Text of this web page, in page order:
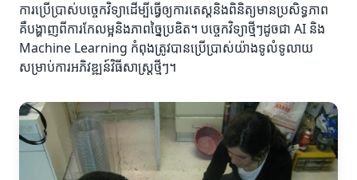
ការប្រើប្រាស់បច្ចេកវិទ្យាដើម្បីធ្វើឲ្យការតេស្តនិងពិនិត្យមានប្រសិទ្ធភាព
គឺបង្ហាញពីការកែលម្អនិងភាពច្នៃប្រឌិត។ បច្ចេកវិទ្យាថ្មីៗដូចជា AI និង
Machine Learning កំពុងត្រូវបានប្រើប្រាស់យ៉ាងទូលំទូលាយ
សម្រាប់ការអភិវឌ្ឍន៍វិធីសាស្រ្តថ្មីៗ។